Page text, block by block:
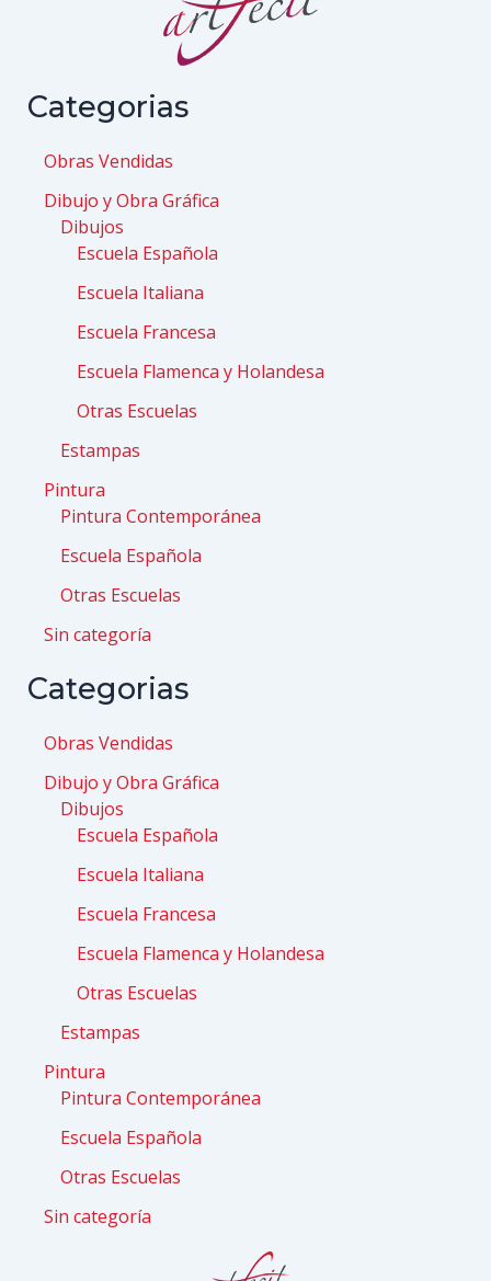
Categorias
Obras Vendidas
Dibujo y Obra Gráfica
Dibujos
Escuela Española
Escuela Italiana
Escuela Francesa
Escuela Flamenca y Holandesa
Otras Escuelas
Estampas
Pintura
Pintura Contemporánea
Escuela Española
Otras Escuelas
Sin categoría
Categorias
Obras Vendidas
Dibujo y Obra Gráfica
Dibujos
Escuela Española
Escuela Italiana
Escuela Francesa
Escuela Flamenca y Holandesa
Otras Escuelas
Estampas
Pintura
Pintura Contemporánea
Escuela Española
Otras Escuelas
Sin categoría